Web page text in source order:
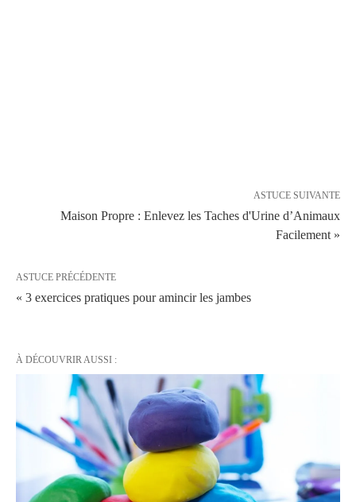
ASTUCE SUIVANTE
Maison Propre : Enlevez les Taches d'Urine d’Animaux
Facilement »
ASTUCE PRÉCÉDENTE
« 3 exercices pratiques pour amincir les jambes
À DÉCOUVRIR AUSSI :